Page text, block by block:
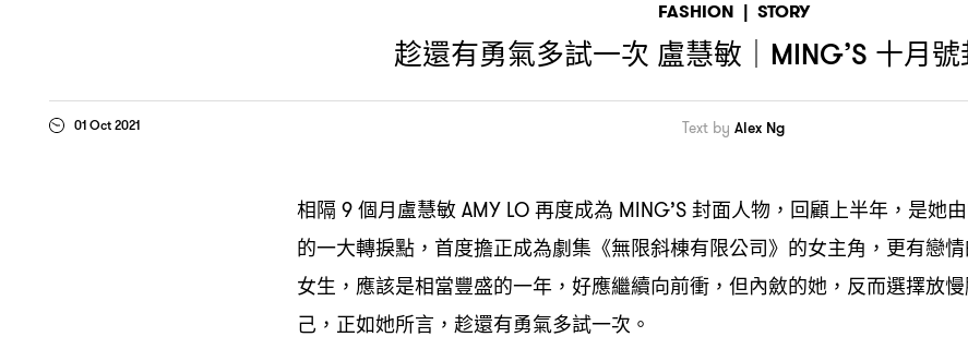
FASHION | STORY
趁還有勇氣多試一次 盧慧敏 ｜MING’S 十月
01 Oct 2021 Text by Alex Ng
相隔 9個月盧慧敏AMY LO再度成為 MING’S封面人物 ， 回顧上半年 ， 是她
的一大轉捩點 ， 首度擔正成為劇集《無限斜棟有限公司》的女主角 ， 更有戀
女生 ， 應該是相當豐盛的一年 ， 好應繼續向前衝 ， 但內斂的她 ， 反而選擇放
己 ， 正如她所言 ， 趁還有勇氣多試一次。